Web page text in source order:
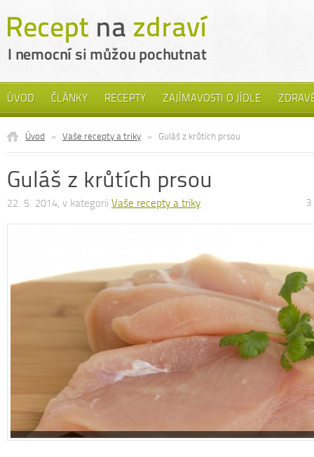
ÚVOD ČLÁNKY RECEPTY ZAJÍMAVOSTI O JÍDLE
Úvod » Vaše recepty a triky » Guláš z krůtích prsou
Guláš z krůtích prsou
22. 5. 2014, v kategorii Vaše recepty a triky